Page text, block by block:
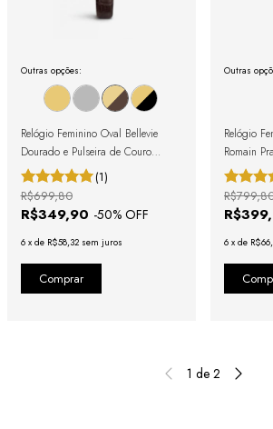
Outras opções:
Relógio Feminino Oval Bellevie
Dourado e Pulseira de Couro
Marrom
(1)
R$349,90 -50% OFF
R$699,80
6 x de R$58,32 sem juros
Outras
Relógio
Romain
Cristais
6 x de
1 de 2